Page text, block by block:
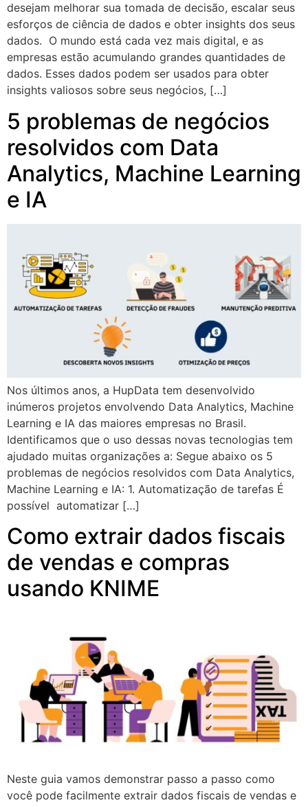
desejam melhorar sua tomada de decisão, escalar seus
esforços de ciência de dados e obter insights dos seus
dados. O mundo está cada vez mais digital, e as
empresas estão acumulando grandes quantidades de
dados. Esses dados podem ser usados para obter
insights valiosos sobre seus negócios, […]
5 problemas de negócios
resolvidos com Data
Analytics, Machine Learning
e IA
Nos últimos anos, a HupData tem desenvolvido
inúmeros projetos envolvendo Data Analytics, Machine
Learning e IA das maiores empresas no Brasil.
Identificamos que o uso dessas novas tecnologias tem
ajudado muitas organizações a: Segue abaixo os 5
problemas de negócios resolvidos com Data Analytics,
Machine Learning e IA: 1. Automatização de tarefas É
possível automatizar […]
Como extrair dados fiscais
de vendas e compras
usando KNIME
Neste guia vamos demonstrar passo a passo como
você pode facilmente extrair dados fiscais de vendas e